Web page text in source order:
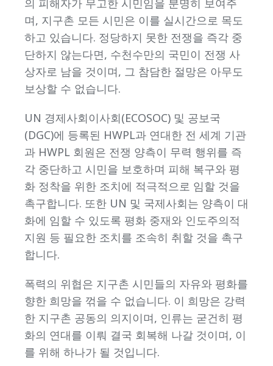
의 피해자가 무고한 시민임을 분명히 보여주
며, 지구촌 모든 시민은 이를 실시간으로 목도
하고 있습니다. 정당하지 못한 전쟁을 즉각 중
단하지 않는다면, 수천수만의 국민이 전쟁 사
상자로 남을 것이며, 그 참담한 절망은 아무도
보상할 수 없습니다.
UN 경제사회이사회(ECOSOC) 및 공보국
(DGC)에 등록된 HWPL과 연대한 전 세계 기관
과 HWPL 회원은 전쟁 양측이 무력 행위를 즉
각 중단하고 시민을 보호하며 피해 복구와 평
화 정착을 위한 조치에 적극적으로 임할 것을
촉구합니다. 또한 UN 및 국제사회는 양측이 대
화에 임할 수 있도록 평화 중재와 인도주의적
지원 등 필요한 조치를 조속히 취할 것을 촉구
합니다.
폭력의 위협은 지구촌 시민들의 자유와 평화를
향한 희망을 꺾을 수 없습니다. 이 희망은 강력
한 지구촌 공동의 의지이며, 인류는 굳건히 평
화의 연대를 이뤄 결국 회복해 나갈 것이며, 이
를 위해 하나가 될 것입니다.